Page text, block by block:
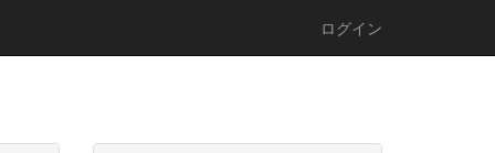
ログイン